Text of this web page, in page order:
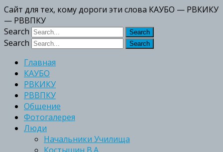
Сайт для тех, кому дороги эти слова КАУБО — РВКИКУ
— РВВПКУ
Search
Search
Главная
КАУБО
РВКИКУ
РВВПКУ
Общение
Фотогалерея
Люди
Начальники Училища